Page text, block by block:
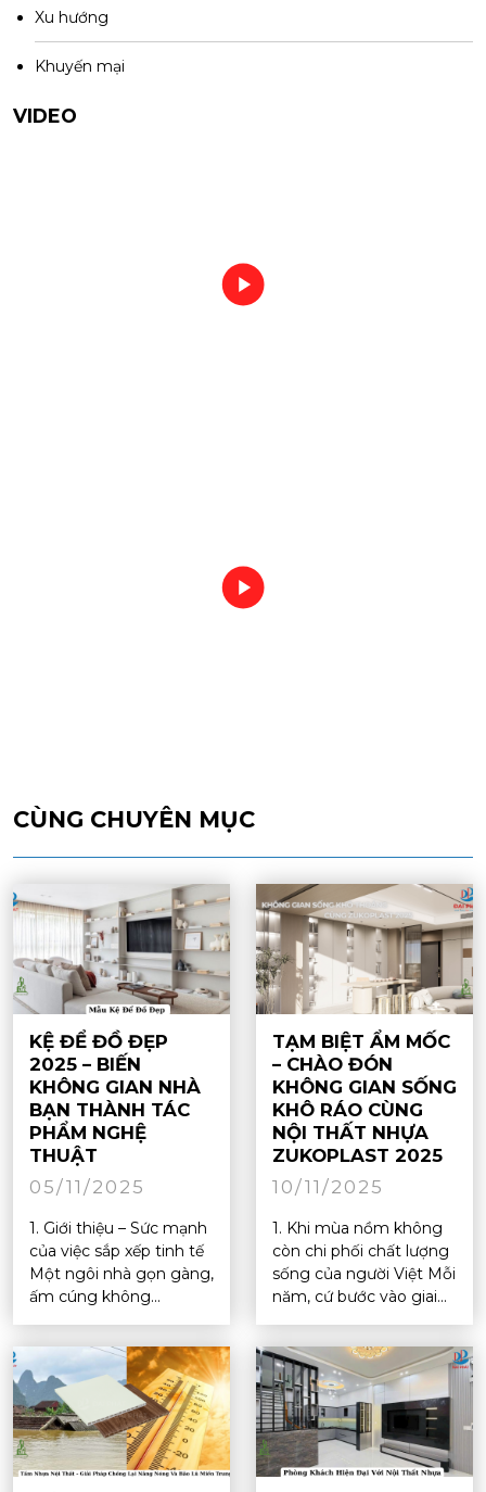
Xu hướng
Khuyến mại
VIDEO
CÙNG CHUYÊN MỤC
KỆ ĐỂ ĐỒ ĐẸP
2025 – BIẾN
KHÔNG GIAN NHÀ
BẠN THÀNH TÁC
PHẨM NGHỆ
THUẬT
05/11/2025
1. Giới thiệu – Sức mạnh
của việc sắp xếp tinh tế
Một ngôi nhà gọn gàng,
ấm cúng không...
TẠM BIỆT ẨM MỐC
– CHÀO ĐÓN
KHÔNG GIAN SỐNG
KHÔ RÁO CÙNG
NỘI THẤT NHỰA
ZUKOPLAST 2025
10/11/2025
1. Khi mùa nồm không
còn chi phối chất lượng
sống của người Việt Mỗi
năm, cứ bước vào giai...